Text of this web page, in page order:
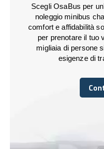
Scegli OsaBus per
noleggio minibus
comfort e affidabilità
per prenotare il tuo
migliaia di persone
esigenze di